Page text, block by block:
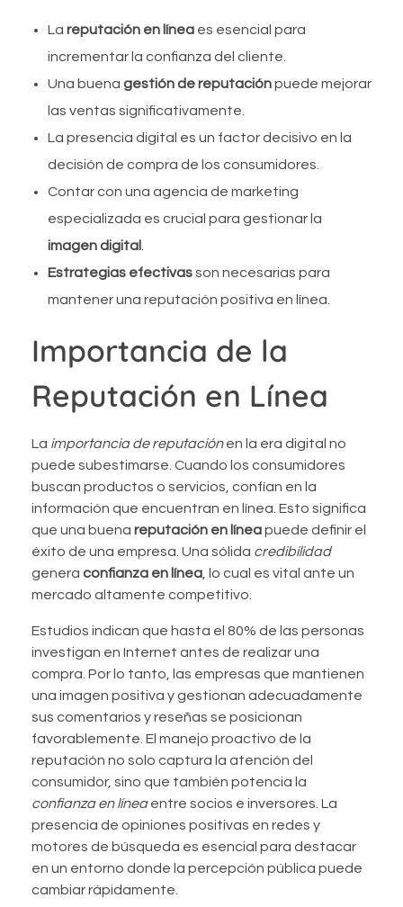
La reputación en líneaes esencial para
incrementar la confianza del cliente.
Una buena gestión de reputaciónpuede mejorar
las ventas significativamente.
La presencia digital es un factor decisivo en la
decisión de compra de los consumidores.
Contar con una agencia de marketing
especializada es crucial para gestionar la
imagen digital.
Estrategias efectivasson necesarias para
mantener una reputación positiva en línea.
Importancia de la
Reputación en Línea
La importancia de reputaciónen la era digital no
puede subestimarse. Cuando los consumidores
buscan productos o servicios, confían en la
información que encuentran en línea. Esto significa
que una buena reputación en líneapuede definir el
éxito de una empresa. Una sólida credibilidad
genera confianza en línea, lo cual es vital ante un
mercado altamente competitivo.
Estudios indican que hasta el 80% de las personas
investigan en Internet antes de realizar una
compra. Por lo tanto, las empresas que mantienen
una imagen positiva y gestionan adecuadamente
sus comentarios y reseñas se posicionan
favorablemente. El manejo proactivo de la
reputación no solo captura la atención del
consumidor, sino que también potencia la
confianza en líneaentre socios e inversores. La
presencia de opiniones positivas en redes y
motores de búsqueda es esencial para destacar
en un entorno donde la percepción pública puede
cambiar rápidamente.